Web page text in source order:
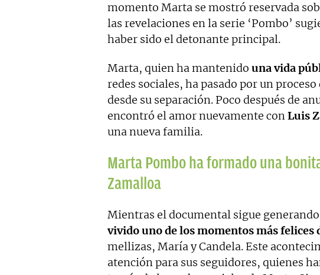
momento Marta se mostró reservada
las revelaciones en la serie ‘Pombo’
haber sido el detonante principal.
Marta, quien ha mantenido una vida
redes sociales, ha pasado por un
desde su separación. Poco después de
encontró el amor nuevamente conLuis
una nueva familia.
Marta Pombo ha formado una
Zamalloa
Mientras el documental sigue
vivido uno de los momentos más felices
mellizas, María y Candela. Este
atención para sus seguidores, quienes